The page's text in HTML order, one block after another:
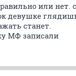
или нет.
девушке
станет.
МФ записали